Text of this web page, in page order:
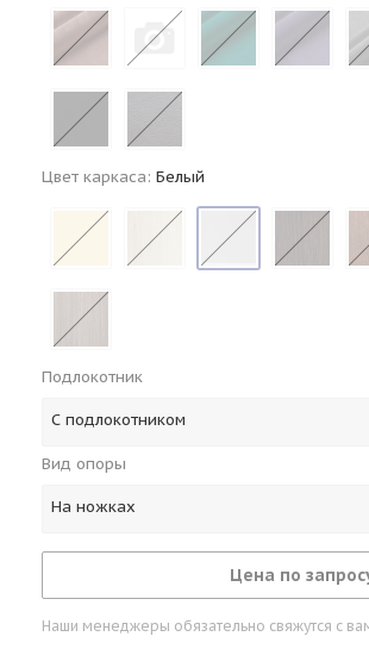
Цвет каркаса: Белый
Подлокотник
С подлокотником
Вид опоры
На ножках
Цена по
Наши менеджеры обязательно свяжутся с